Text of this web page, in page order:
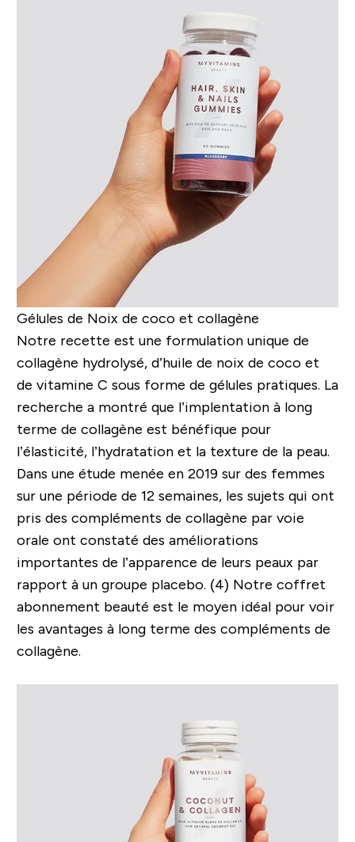
Gélules de Noix de coco et collagène
Notre recette est une formulation unique de
collagène hydrolysé, d’huile de noix de coco et
de vitamine C sous forme de gélules pratiques. La
recherche a montré que l’implentation à long
terme de collagène est bénéfique pour
l’élasticité, l’hydratation et la texture de la peau.
Dans une étude menée en 2019 sur des femmes
sur une période de 12 semaines, les sujets qui ont
pris des compléments de collagène par voie
orale ont constaté des améliorations
importantes de l’apparence de leurs peaux par
rapport à un groupe placebo. (4) Notre coffret
abonnement beauté est le moyen idéal pour voir
les avantages à long terme des compléments de
collagène.